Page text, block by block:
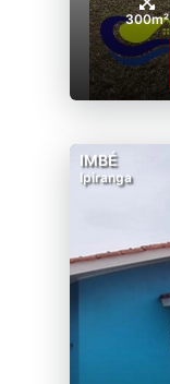
300m²
IMBÉ
Ipiranga